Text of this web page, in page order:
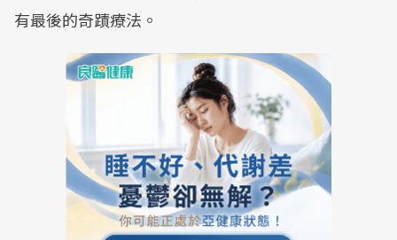
有最後的奇蹟療法。